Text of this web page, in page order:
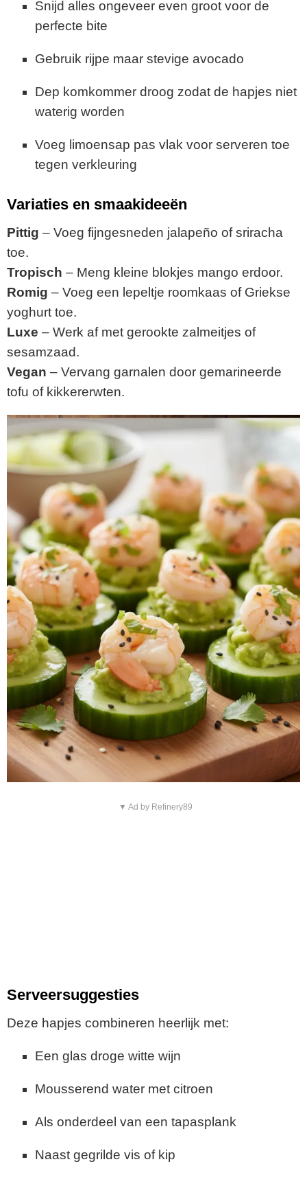
Snijd alles ongeveer even groot voor de
perfecte bite
Gebruik rijpe maar stevige avocado
Dep komkommer droog zodat de hapjes niet
waterig worden
Voeg limoensap pas vlak voor serveren toe
tegen verkleuring
Variaties en smaakideeën
Pittig – Voeg fijngesneden jalapeño of sriracha
toe.
Tropisch – Meng kleine blokjes mango erdoor.
Romig – Voeg een lepeltje roomkaas of Griekse
yoghurt toe.
Luxe – Werk af met gerookte zalmeitjes of
sesamzaad.
Vegan – Vervang garnalen door gemarineerde
tofu of kikkererwten.
▼ Ad by Refinery89
Serveersuggesties
Deze hapjes combineren heerlijk met:
Een glas droge witte wijn
Mousserend water met citroen
Als onderdeel van een tapasplank
Naast gegrilde vis of kip